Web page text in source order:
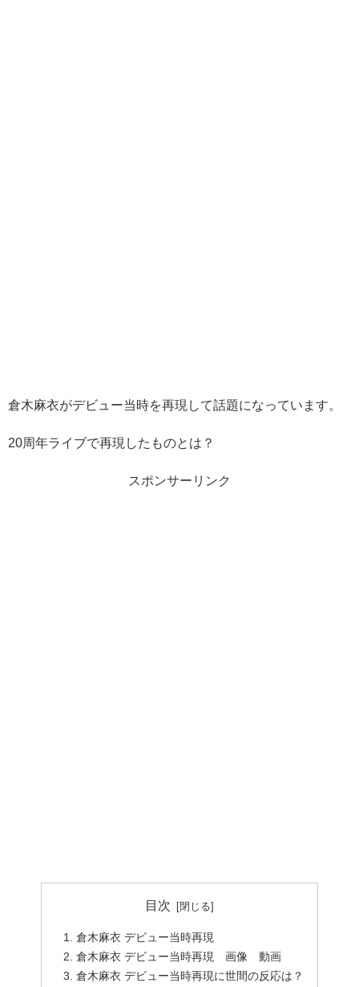
倉木麻衣がデビュー当時を再現して話題になっています。
20周年ライブで再現したものとは？
スポンサーリンク
目次
倉木麻衣 デビュー当時再現
倉木麻衣 デビュー当時再現 画像 動画
倉木麻衣 デビュー当時再現に世間の反応は？